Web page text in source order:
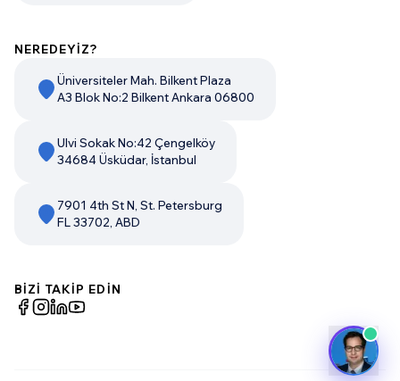
NEREDEYİZ?
Üniversiteler Mah. Bilkent Plaza
A3 Blok No:2 Bilkent Ankara 06800
Ulvi Sokak No:42 Çengelköy
34684 Üsküdar, İstanbul
7901 4th St N, St. Petersburg
FL 33702, ABD
BİZİ TAKİP EDİN